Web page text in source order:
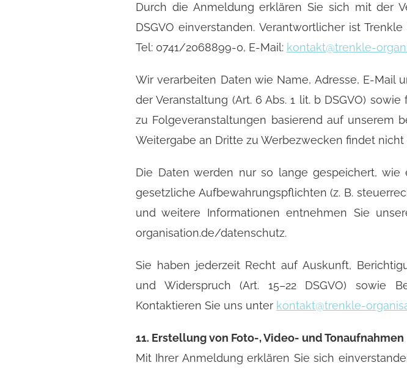
Durch die Anmeldung erklären Sie sich mit der
DSGVO einverstanden. Verantwortlicher ist
Tel: 0741/2068899-0, E-Mail: kontakt@trenkle-
Wir verarbeiten Daten wie Name, Adresse, E-Mail
der Veranstaltung (Art. 6 Abs. 1 lit. b DSGVO)
zu Folgeveranstaltungen basierend auf unserem
Weitergabe an Dritte zu Werbezwecken findet nicht
Die Daten werden nur so lange gespeichert,
gesetzliche Aufbewahrungspflichten (z. B.
und weitere Informationen entnehmen Sie
organisation.de/datenschutz.
Sie haben jederzeit Recht auf Auskunft,
und Widerspruch (Art. 15–22 DSGVO) sowie
Kontaktieren Sie uns unter kontakt@trenkle-
11. Erstellung von Foto-, Video- und Tonaufnahmen
Mit Ihrer Anmeldung erklären Sie sich